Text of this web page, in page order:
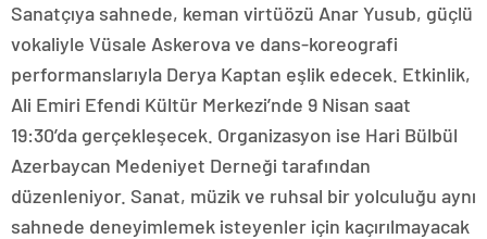
Sanatçıya sahnede, keman virtüözü Anar Yusub, güçlü
vokaliyle Vüsale Askerova ve dans-koreografi
performanslarıyla Derya Kaptan eşlik edecek. Etkinlik,
Ali Emiri Efendi Kültür Merkezi’nde 9 Nisan saat
19:30’da gerçekleşecek. Organizasyon ise Hari Bülbül
Azerbaycan Medeniyet Derneği tarafından
düzenleniyor. Sanat, müzik ve ruhsal bir yolculuğu aynı
sahnede deneyimlemek isteyenler için kaçırılmayacak